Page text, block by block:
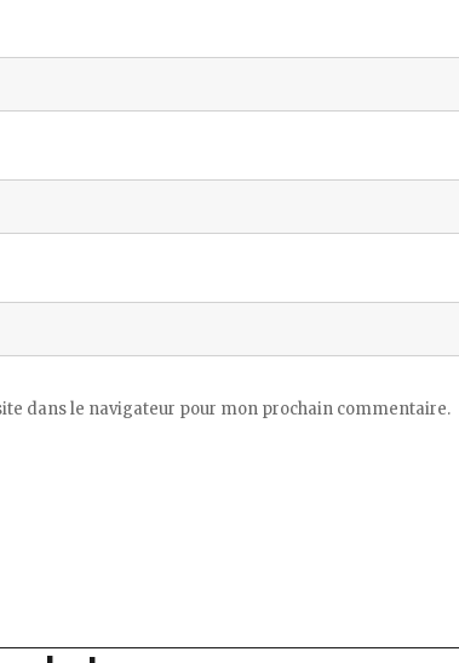
dans le navigateur pour mon prochain commentaire.